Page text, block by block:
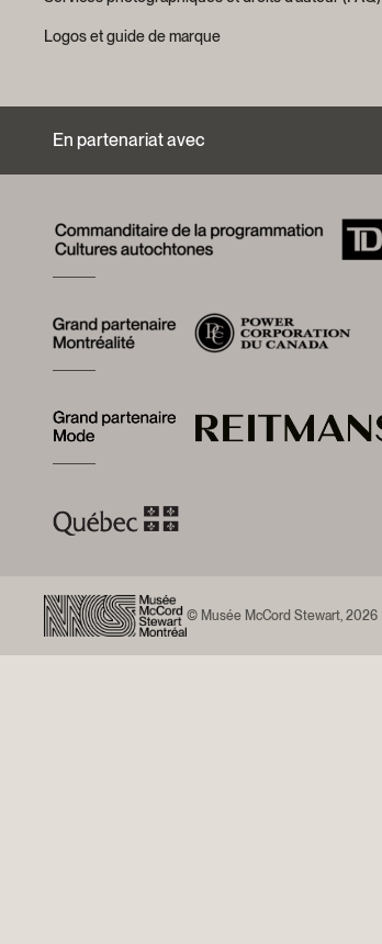
Logos et guide de marque
En partenariat avec
© Musée McCord Stewart, 2026